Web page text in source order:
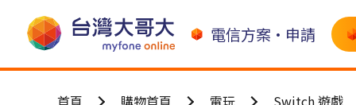
電信方案•申請
首頁 購物首頁 電玩 Switch 遊戲